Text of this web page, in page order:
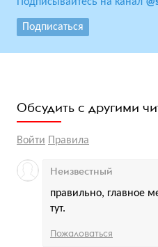
Подписаться
Обсудить с другими
Войти Правила
правильно, главное
тут.
Неизвестный
Пожаловаться